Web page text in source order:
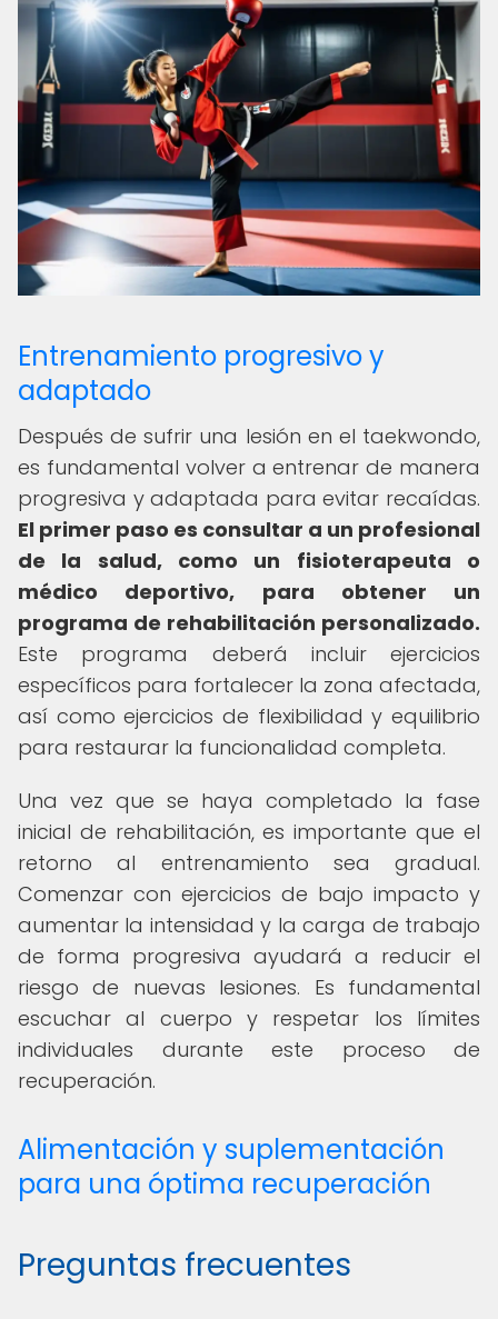
Entrenamiento progresivo y
adaptado
Después de sufrir una lesión en el taekwondo,
es fundamental volver a entrenar de manera
progresiva y adaptada para evitar recaídas.
El primer paso es consultar a un profesional
de la salud, como un fisioterapeuta o
médico deportivo, para obtener un
programa de rehabilitación personalizado.
Este programa deberá incluir ejercicios
específicos para fortalecer la zona afectada,
así como ejercicios de flexibilidad y equilibrio
para restaurar la funcionalidad completa.
Una vez que se haya completado la fase
inicial de rehabilitación, es importante que el
retorno al entrenamiento sea gradual.
Comenzar con ejercicios de bajo impacto y
aumentar la intensidad y la carga de trabajo
de forma progresiva ayudará a reducir el
riesgo de nuevas lesiones. Es fundamental
escuchar al cuerpo y respetar los límites
individuales durante este proceso de
recuperación.
Alimentación y suplementación
para una óptima recuperación
Preguntas frecuentes